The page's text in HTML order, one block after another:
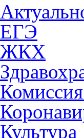
ЕГЭ
ЖКХ
Культура